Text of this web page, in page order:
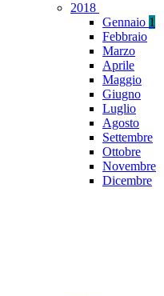
2018
Gennaio 1
Febbraio
Marzo
Aprile
Maggio
Giugno
Luglio
Agosto
Settembre
Ottobre
Novembre
Dicembre